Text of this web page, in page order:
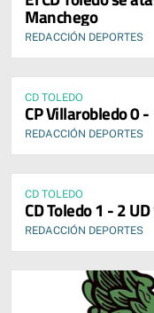
Manchego
REDACCIÓN DEPORTES
CD TOLEDO
CP Villarobledo 0 -
REDACCIÓN DEPORTES
CD TOLEDO
CD Toledo 1 - 2
REDACCIÓN DEPORTES